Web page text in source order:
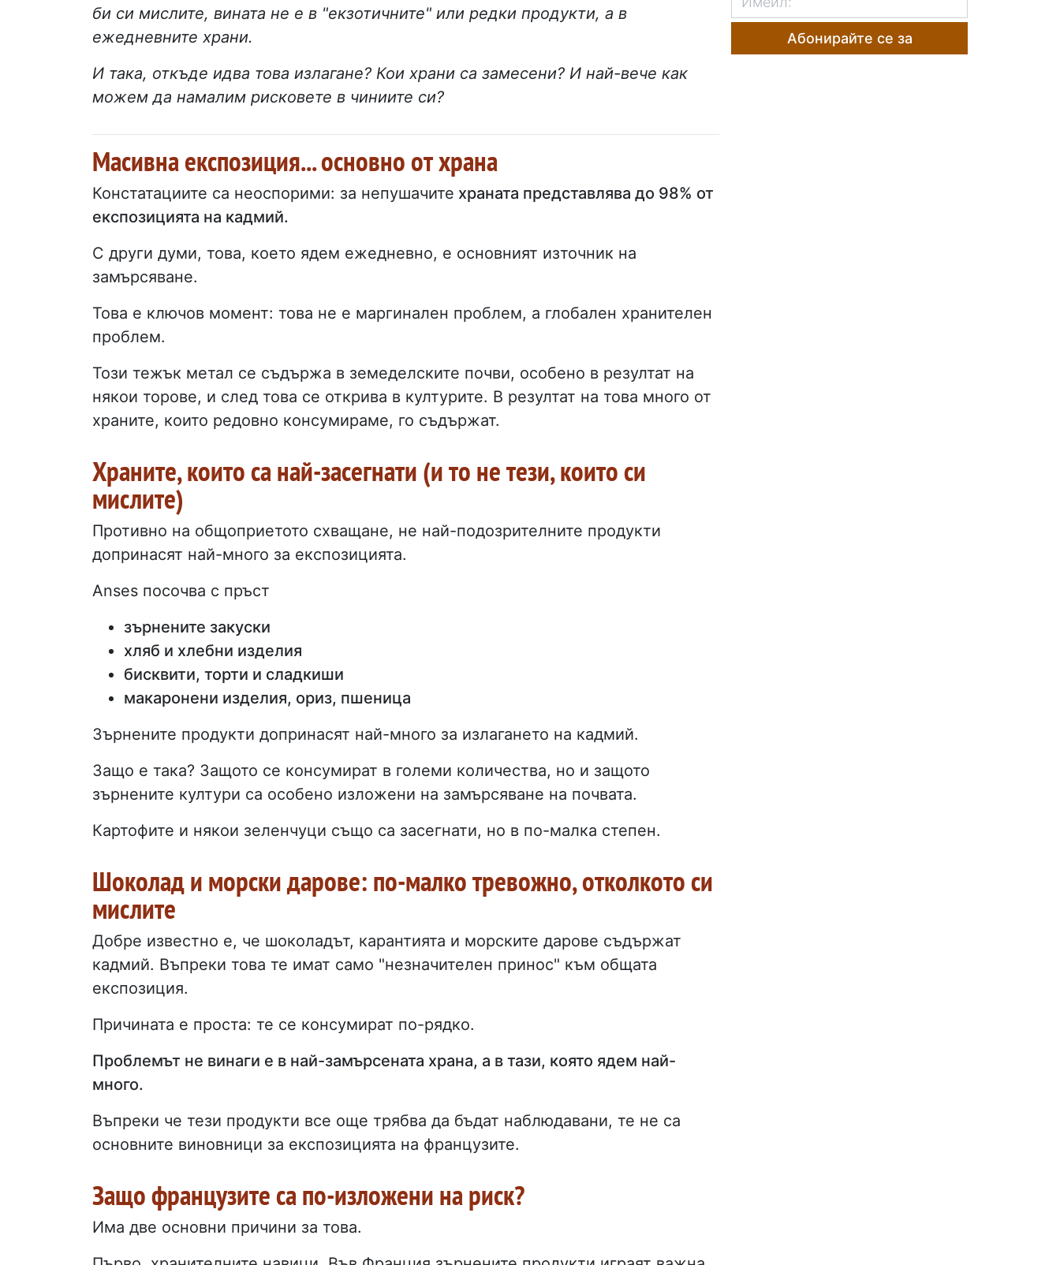
би си мислите, вината не е в "екзотичните" или редки продукти, а в
ежедневните храни.
И така, откъде идва това излагане? Кои храни са замесени? И най-вече как
можем да намалим рисковете в чиниите си?
Масивна експозиция... основно от храна
Констатациите са неоспорими: за непушачите храната представлява до 98% от
експозицията на кадмий.
С други думи, това, което ядем ежедневно, е основният източник на
замърсяване.
Това е ключов момент: това не е маргинален проблем, а глобален хранителен
проблем.
Този тежък метал се съдържа в земеделските почви, особено в резултат на
някои торове, и след това се открива в културите. В резултат на това много от
храните, които редовно консумираме, го съдържат.
Храните, които са най-засегнати (и то не тези, които си
мислите)
Противно на общоприетото схващане, не най-подозрителните продукти
допринасят най-много за експозицията.
Anses посочва с пръст
зърнените закуски
хляб и хлебни изделия
бисквити, торти и сладкиши
макаронени изделия, ориз, пшеница
Зърнените продукти допринасят най-много за излагането на кадмий.
Защо е така? Защото се консумират в големи количества, но и защото
зърнените култури са особено изложени на замърсяване на почвата.
Картофите и някои зеленчуци също са засегнати, но в по-малка степен.
Шоколад и морски дарове: по-малко тревожно, отколкото си
мислите
Добре известно е, че шоколадът, карантията и морските дарове съдържат
кадмий. Въпреки това те имат само "незначителен принос" към общата
експозиция.
Причината е проста: те се консумират по-рядко.
Проблемът не винаги е в най-замърсената храна, а в тази, която ядем най-
много.
Въпреки че тези продукти все още трябва да бъдат наблюдавани, те не са
основните виновници за експозицията на французите.
Защо французите са по-изложени на риск?
Има две основни причини за това.
Абонирайте се за